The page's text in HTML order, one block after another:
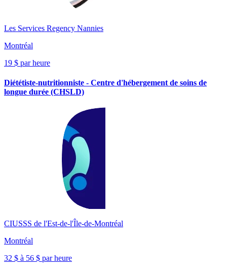
Les Services Regency Nannies
Montréal
19 $ par heure
Diététiste-nutritionniste - Centre d'hébergement de soins de
longue durée (CHSLD)
CIUSSS de l'Est-de-l'Île-de-Montréal
Montréal
32 $ à 56 $ par heure